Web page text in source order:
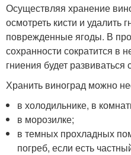
Осуществляя хранение
осмотреть кисти и удалить
поврежденные ягоды. В
сохранности сократится в
гниения будет
Хранить виноград можно
в холодильнике, в
в морозилке;
в темных прохладных
погреб, если есть